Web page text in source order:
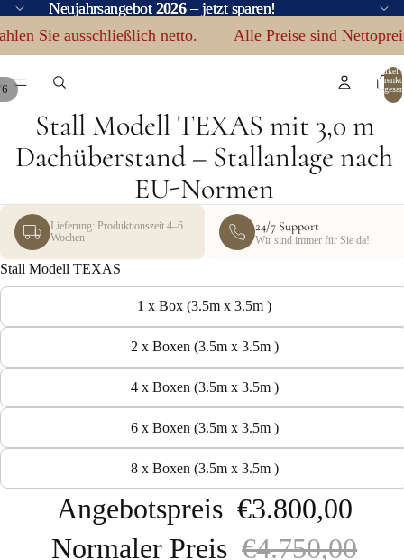
Neujahrsangebot 2026– jetzt sparen!
Neujahrsangebot 2026 – jetzt sparen!
ausschließlich netto.
Alle Preise sind Nettopreise –
Artikel
6
VOLLBILDMODUS
VOLLBILDMODUS
VOLLBILDMODUS
VOLLBILDMODUS
VOLLBILDMODUS
VOLLBILDMODUS
Stall Modell TEXAS mit 3,0 m
Dachüberstand – Stallanlage nach
EU-Normen
Lieferung: Produktionszeit 4–6
Wochen
24/7 Support
Wir sind immer für Sie da!
Stall Modell TEXAS
1 x Box (3.5m x 3.5m )
2 x Boxen (3.5m x 3.5m )
4 x Boxen (3.5m x 3.5m )
6 x Boxen (3.5m x 3.5m )
8 x Boxen (3.5m x 3.5m )
Angebotspreis €3.800,00
Normaler Preis €4.750,00